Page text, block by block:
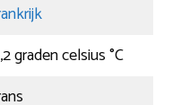
graden celsius °C